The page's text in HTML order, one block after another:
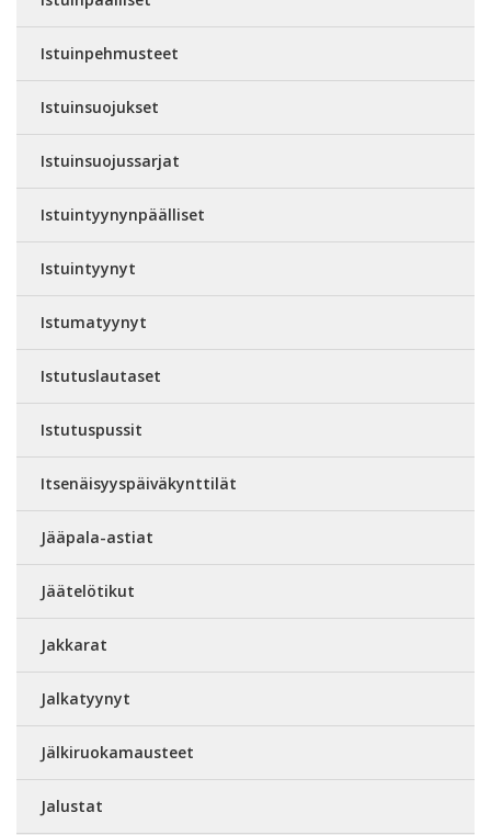
Istuinpehmusteet
Istuinsuojukset
Istuinsuojussarjat
Istuintyynynpäälliset
Istuintyynyt
Istumatyynyt
Istutuslautaset
Istutuspussit
Itsenäisyyspäiväkynttilät
Jääpala-astiat
Jäätelötikut
Jakkarat
Jalkatyynyt
Jälkiruokamausteet
Jalustat